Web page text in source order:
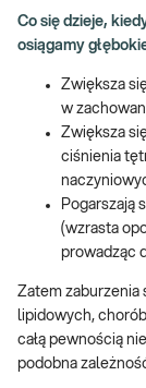
Co się dzieje,
osiągamy
Zwiększa
w
Zwiększa
ciśnienia
Pogarszają
(wzrasta
prowadząc
Zatem zaburzenia
lipidowych,
całą pewnością
podobna